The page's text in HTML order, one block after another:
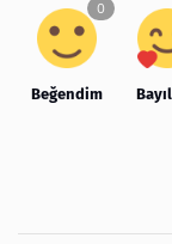
Beğendim